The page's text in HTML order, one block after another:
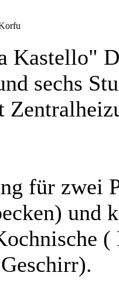
sechs
für zwei
und